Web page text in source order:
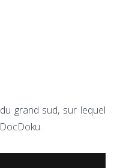
grand sud, sur lequel